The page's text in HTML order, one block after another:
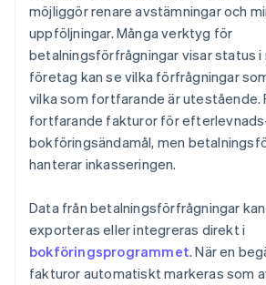
möjliggör renare avstämningar och
uppföljningar. Många verktyg för
betalningsförfrågningar visar status
företag kan se vilka förfrågningar
vilka som fortfarande är utestående.
fortfarande fakturor för
bokföringsändamål, men
hanterar inkasseringen.
Data från betalningsförfrågningar
exporteras eller integreras direkt i
bokföringsprogrammet. När en
fakturor automatiskt markeras som